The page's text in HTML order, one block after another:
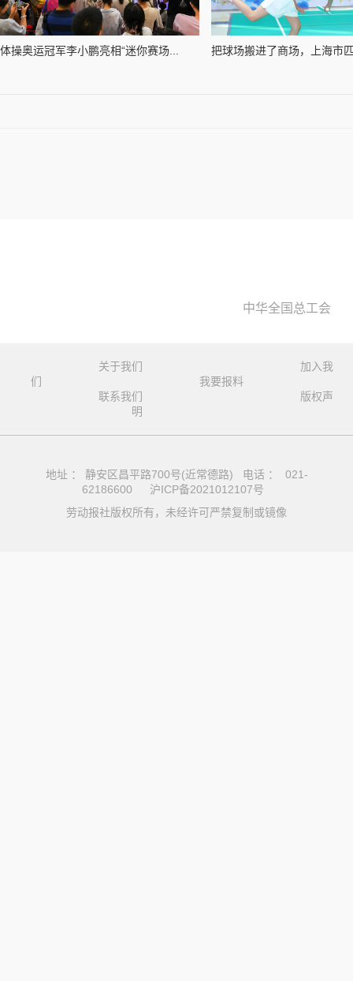
体操奥运冠军李小鹏亮相“迷你赛场... 把球场搬进了商场，上海市
中华全国总工会
关于我们
加入我
们
我要报料
联系我们
版权声
明
地址 ： 静安区昌平路700号(近常德路) 电话 ： 021-
62186600
沪ICP备2021012107号
劳动报社版权所有，未经许可严禁复制或镜像